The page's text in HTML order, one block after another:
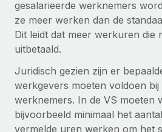
Compliance Watchtower
Blijf compliance-risico's voor
Lever en track wereldwijd IT-
Entiteiten oprichten
Stel snel compliant entiteiten op
BLOG
Global Payroll
EOR en PEO
Contractor Management
gesalarieerde werknemers
ze meer werken dan de
Dit leidt dat meer werkuren die
uitbetaald.
Juridisch gezien zijn er
werkgevers moeten voldoen bij
werknemers. In de VS moeten
bijvoorbeeld minimaal het
vermelde uren werken om het